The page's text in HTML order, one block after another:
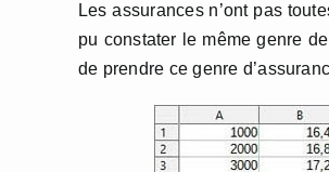
Les assurances n’ont pas
pu constater le même genre
de prendre ce genre